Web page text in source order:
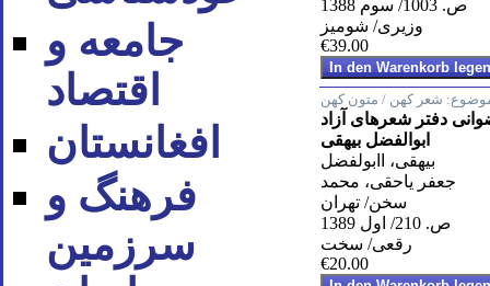
جامعه و
اقتصاد
افغانستان
فرهنگ و
سرزمین
ص. 1003/ سوم 1388
وزیری/ شومیز
€39.00
شعر کهن / متون کهن
دفتر شعرهای آزاد
ابوالفضل بیهقی
بیهقی، اابولفضل
جعفر یاحقی، محمد
سخن/ تهران
ص. 210/ اول 1389
رقعی/ سخت
€20.00